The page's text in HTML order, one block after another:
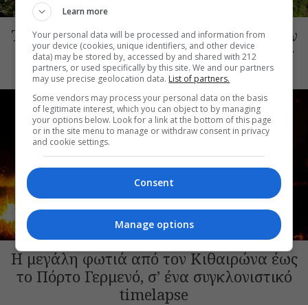
Τουρισμός για όλους 2026-2027: Ξεκινούν
σήμερα οι αιτήσεις στο vouchers.gov.gr
ΕΠΙΚΑΙΡΑ
Η μεγάλη φωτιά από τον Κιθαιρώνα έως
το Πόρτο Γερμενό, σ’ ένα συγκλονιστικό
timelapse
Learn more
Your personal data will be processed and information from
your device (cookies, unique identifiers, and other device
data) may be stored by, accessed by and shared with 212
partners, or used specifically by this site. We and our partners
may use precise geolocation data. List of partners.
Some vendors may process your personal data on the basis
of legitimate interest, which you can object to by managing
your options below. Look for a link at the bottom of this page
or in the site menu to manage or withdraw consent in privacy
and cookie settings.
Consent
Manage options